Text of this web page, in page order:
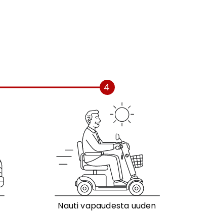
4
Nauti vapaudesta uuden